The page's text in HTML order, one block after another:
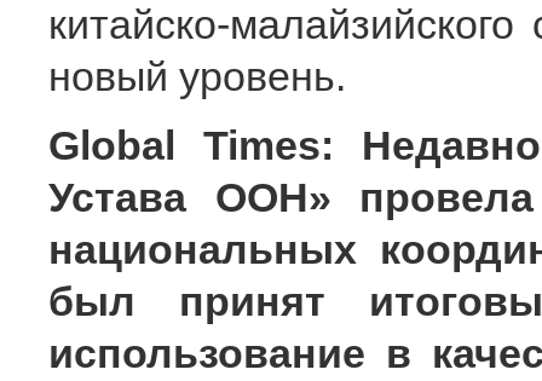
китайско-
новый уровень.
Global Times:
Устава ООН»
национальных
был принят
использование в